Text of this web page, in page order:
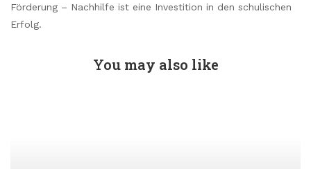
Förderung – Nachhilfe ist eine Investition in den schulischen
Erfolg.
You may also like